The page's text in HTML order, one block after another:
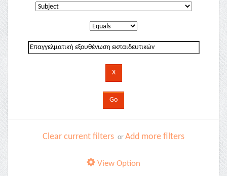
Clear current filters or Add more filters
View Option